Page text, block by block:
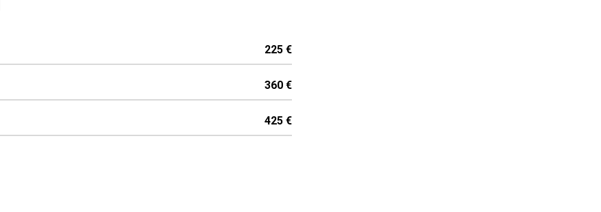
225 €
360 €
425 €